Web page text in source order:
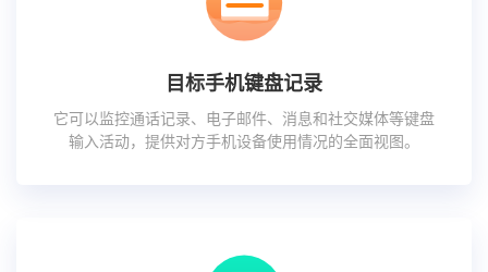
目标手机键盘记录
它可以监控通话记录、电子邮件、消息和社交媒体等键盘
输入活动，提供对方手机设备使用情况的全面视图。